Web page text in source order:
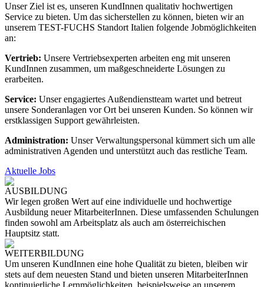
Unser Ziel ist es, unseren KundInnen qualitativ hochwertigen
Service zu bieten. Um das sicherstellen zu können, bieten wir an
unserem TEST-FUCHS Standort Italien folgende Jobmöglichkeiten
an:
Vertrieb: Unsere Vertriebsexperten arbeiten eng mit unseren
KundInnen zusammen, um maßgeschneiderte Lösungen zu
erarbeiten.
Service: Unser engagiertes Außendienstteam wartet und betreut
unsere Sonderanlagen vor Ort bei unseren Kunden. So können wir
erstklassigen Support gewährleisten.
Administration: Unser Verwaltungspersonal kümmert sich um alle
administrativen Agenden und unterstützt auch das restliche Team.
Aktuelle Jobs
AUSBILDUNG
Wir legen großen Wert auf eine individuelle und hochwertige
Ausbildung neuer MitarbeiterInnen. Diese umfassenden Schulungen
finden sowohl am Arbeitsplatz als auch am österreichischen
Hauptsitz statt.
WEITERBILDUNG
Um unseren KundInnen eine hohe Qualität zu bieten, bleiben wir
stets auf dem neuesten Stand und bieten unseren MitarbeiterInnen
kontinuierliche Lernmöglichkeiten, beispielsweise an unserem